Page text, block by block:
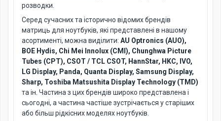
розводки.
Серед сучасних та історично відомих брендів
матриць для ноутбуків, які представлені в нашому
асортименті, можна виділити: AU Optronics (AUO),
BOE Hydis, Chi Mei Innolux (CMI), Chunghwa Picture
Tubes (CPT), CSOT / TCL CSOT, HannStar, HKC, IVO,
LG Display, Panda, Quanta Display, Samsung Display,
Sharp, Toshiba Matsushita Display Technology (TMD)
та ін. Частина з цих брендів широко представлена і
сьогодні, а частина частіше зустрічається у старіших
або більш рідкісних моделях ноутбуків.